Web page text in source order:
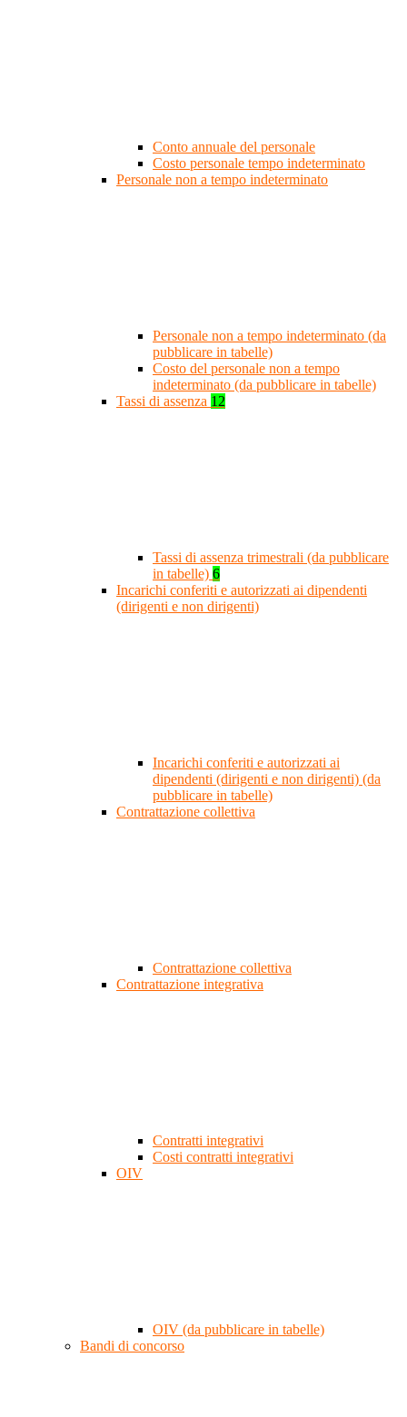
Conto annuale del personale
Costo personale tempo indeterminato
Personale non a tempo indeterminato
Personale non a tempo indeterminato (da
pubblicare in tabelle)
Costo del personale non a tempo
indeterminato (da pubblicare in tabelle)
Tassi di assenza 12
Tassi di assenza trimestrali (da pubblicare
in tabelle) 6
Incarichi conferiti e autorizzati ai dipendenti
(dirigenti e non dirigenti)
Incarichi conferiti e autorizzati ai
dipendenti (dirigenti e non dirigenti) (da
pubblicare in tabelle)
Contrattazione collettiva
Contrattazione collettiva
Contrattazione integrativa
Contratti integrativi
Costi contratti integrativi
OIV
OIV (da pubblicare in tabelle)
Bandi di concorso